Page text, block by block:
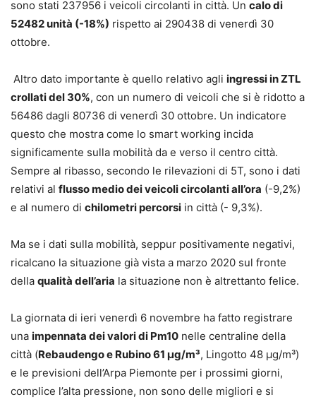
sono stati 237956 i veicoli circolanti in città. Un calo di
52482 unità (-18%) rispetto ai 290438 di venerdì 30
ottobre.
Altro dato importante è quello relativo agli ingressi in ZTL
crollati del 30%, con un numero di veicoli che si è ridotto a
56486 dagli 80736 di venerdì 30 ottobre. Un indicatore
questo che mostra come lo smart working incida
significamente sulla mobilità da e verso il centro città.
Sempre al ribasso, secondo le rilevazioni di 5T, sono i dati
relativi al flusso medio dei veicoli circolanti all’ora (-9,2%)
e al numero di chilometri percorsi in città (- 9,3%).
Ma se i dati sulla mobilità, seppur positivamente negativi,
ricalcano la situazione già vista a marzo 2020 sul fronte
della qualità dell’aria la situazione non è altrettanto felice.
La giornata di ieri venerdì 6 novembre ha fatto registrare
una impennata dei valori di Pm10 nelle centraline della
città (Rebaudengo e Rubino 61 µg/m³, Lingotto 48 µg/m³)
e le previsioni dell’Arpa Piemonte per i prossimi giorni,
complice l’alta pressione, non sono delle migliori e si